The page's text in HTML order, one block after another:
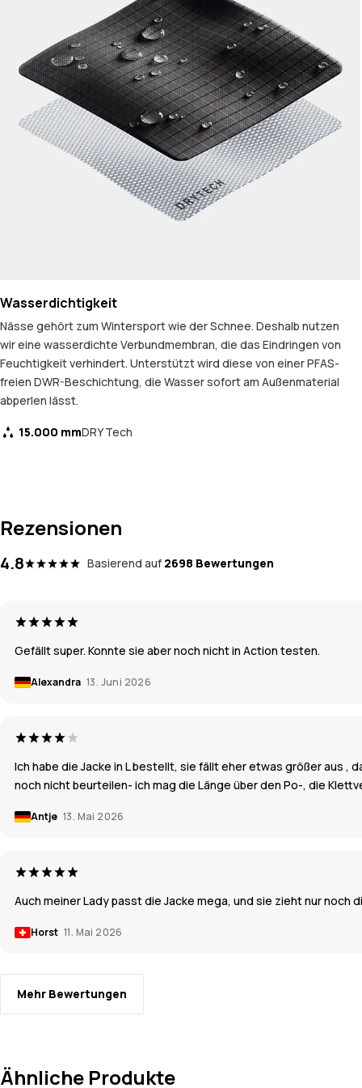
Wasserdichtigkeit
Nässe gehört zum Wintersport wie der Schnee. Deshalb nutzen
wir eine wasserdichte Verbundmembran, die das Eindringen von
Feuchtigkeit verhindert. Unterstützt wird diese von einer PFAS-
freien DWR-Beschichtung, die Wasser sofort am Außenmaterial
abperlen lässt.
15.000 mmDRY Tech
Rezensionen
4.8 Basierend auf 2698 Bewertungen
Gefällt super. Konnte sie aber noch nicht in Action testen.
Alexandra 13. Juni 2026
Ich habe die Jacke in L bestellt, sie fällt eher etwas größer aus ,
noch nicht beurteilen- ich mag die Länge über den Po-, die
Antje 13. Mai 2026
Auch meiner Lady passt die Jacke mega, und sie zieht nur noch
Horst 11. Mai 2026
Mehr Bewertungen
Ähnliche Produkte